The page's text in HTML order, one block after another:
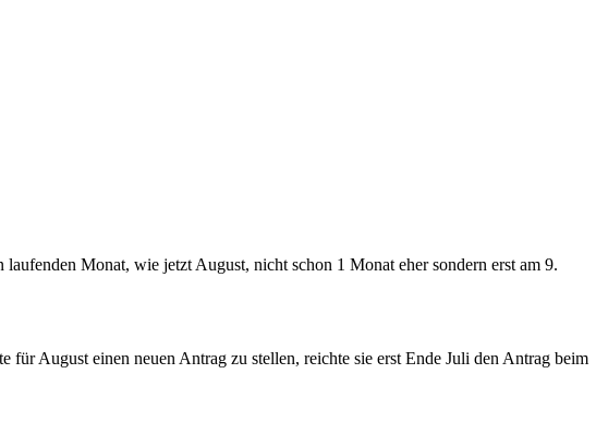
Monat, wie jetzt August, nicht schon 1 Monat eher sondern erst am 9.
August einen neuen Antrag zu stellen, reichte sie erst Ende Juli den Antrag beim